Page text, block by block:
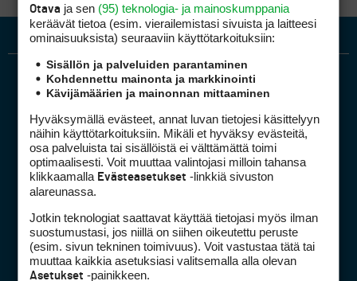
Golfpiste mediakortti
Golfpisteen yhteystiedot
DSA avoimuusraportti
Otava ja sen (95) teknologia- ja mainoskumppania
keräävät tietoa (esim. vierailemis­tasi sivuista ja laitteesi
ominaisuuk­sista) seuraaviin käyttötarkoituksiin:
Sisällön ja palveluiden parantaminen
Kohdennettu mainonta ja markkinointi
Kävijämäärien ja mainonnan mittaaminen
Hyväksymällä evästeet, annat luvan tietojesi käsittelyyn
näihin käyttötarkoituksiin. Mikäli et hyväksy evästeitä,
osa palveluista tai sisällöistä ei välttämättä toimi
optimaalisesti. Voit muuttaa valintojasi milloin tahansa
klikkaamalla Evästeasetukset -linkkiä sivuston
alareunassa.
Jotkin teknologiat saattavat käyttää tietojasi myös ilman
suostumustasi, jos niillä on siihen oikeutettu peruste
(esim. sivun tekninen toimivuus). Voit vastustaa tätä tai
muuttaa kaikkia asetuksiasi valitsemalla alla olevan
Asetukset -painikkeen.